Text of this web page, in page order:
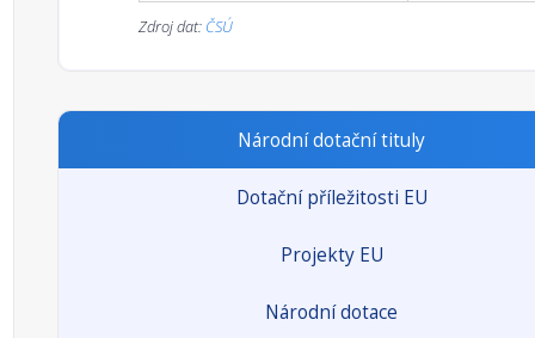
Zdroj dat: ČSÚ
Národní dotační tituly
Dotační příležitosti EU
Projekty EU
Národní dotace